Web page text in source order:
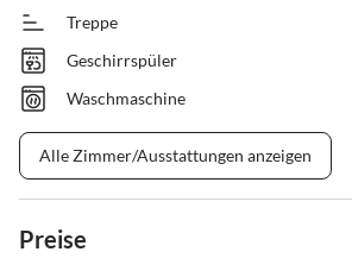
Treppe
Geschirrspüler
Waschmaschine
Alle Zimmer/Ausstattungen anzeigen
Preise